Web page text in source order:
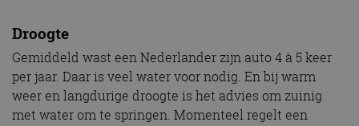
Droogte
Gemiddeld wast een Nederlander zijn auto 4 à 5 keer
per jaar. Daar is veel water voor nodig. En bij warm
weer en langdurige droogte is het advies om zuinig
met water om te springen. Momenteel regelt een